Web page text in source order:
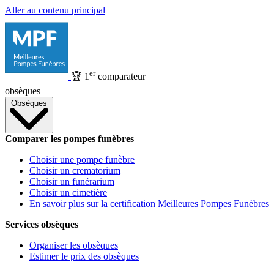
Aller au contenu principal
🏆 1 ercomparateur
obsèques
Obsèques
Comparer les pompes funèbres
Choisir une pompe funèbre
Choisir un crematorium
Choisir un funérarium
Choisir un cimetière
En savoir plus sur la certification Meilleures Pompes Funèbres
Services obsèques
Organiser les obsèques
Estimer le prix des obsèques